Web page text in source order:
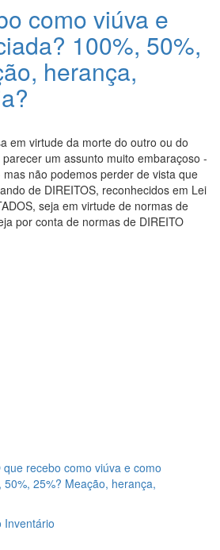
como viúva e
100%, 50%,
herança,
em virtude da morte do outro ou do
um assunto muito embaraçoso -
não podemos perder de vista que
de DIREITOS, reconhecidos em Lei
seja em virtude de normas de
por conta de normas de DIREITO
que recebo como viúva e como
25%? Meação, herança,
Inventário